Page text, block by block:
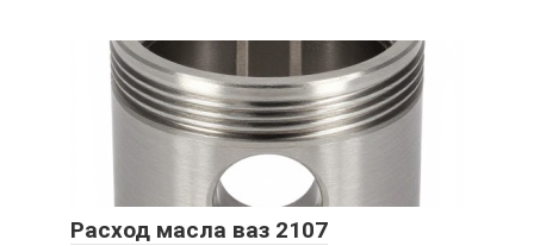
Расход масла ваз 2107